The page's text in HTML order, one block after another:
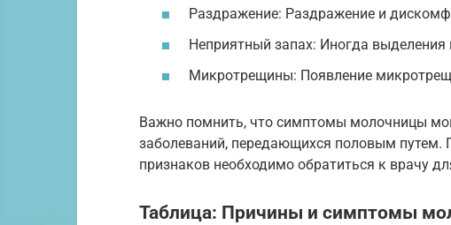
Раздражение: Раздражение и
Неприятный запах: Иногда
Микротрещины: Появление
Важно помнить, что симптомы молочницы
заболеваний, передающихся половым путем.
признаков необходимо обратиться к врачу
Таблица: Причины и симптомы